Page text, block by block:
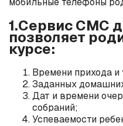
1.Сервис СМС
позволяет
курсе:
Времени прихода
Заданных
Дат и времени
собраний;
Успеваемости